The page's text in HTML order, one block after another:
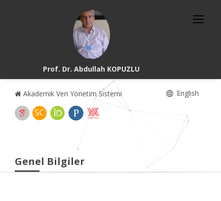
Prof. Dr. Abdullah KOPUZLU
Akademik Veri Yönetim Sistemi English
Genel Bilgiler